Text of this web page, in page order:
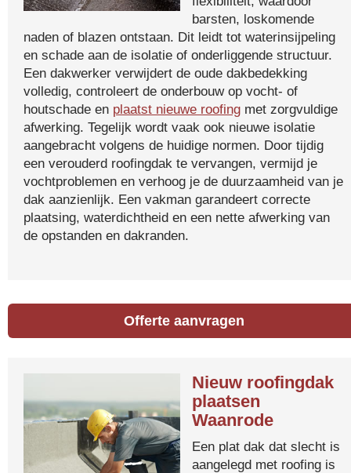
barsten, loskomende
naden of blazen ontstaan. Dit leidt tot waterinsijpeling
en schade aan de isolatie of onderliggende structuur.
Een dakwerker verwijdert de oude dakbedekking
volledig, controleert de onderbouw op vocht- of
houtschade en plaatst nieuwe roofing met zorgvuldige
afwerking. Tegelijk wordt vaak ook nieuwe isolatie
aangebracht volgens de huidige normen. Door tijdig
een verouderd roofingdak te vervangen, vermijd je
vochtproblemen en verhoog je de duurzaamheid van je
dak aanzienlijk. Een vakman garandeert correcte
plaatsing, waterdichtheid en een nette afwerking van
de opstanden en dakranden.
Offerte aanvragen
Nieuw roofingdak
plaatsen
Waanrode
Een plat dak dat slecht is
aangelegd met roofing is